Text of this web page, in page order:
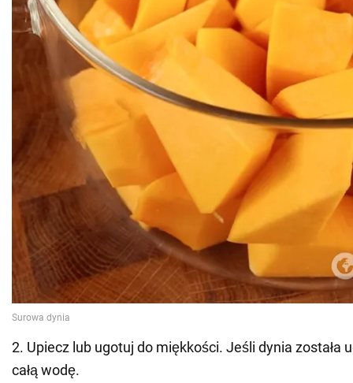
2. Upiecz lub ugotuj do miękkości. Jeśli dynia została
całą wodę.